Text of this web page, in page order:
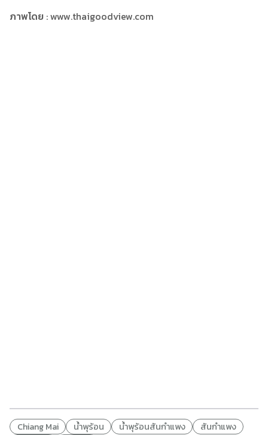
ภาพโดย : www.thaigoodview.com
Chiang Mai น้ำพุร้อน น้ำพุร้อนสันกำแพง
สันกำแพง